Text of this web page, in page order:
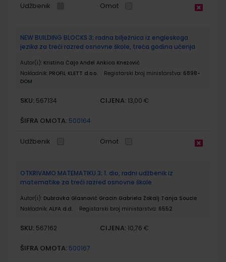
Udžbenik Omot
NEW BUILDING BLOCKS 3; radna bilježnica iz engleskoga
jezika za treći razred osnovne škole, treća godina učenja
Autor(i): Kristina Čajo Anđel Ankica Knezović
Nakladnik: PROFIL KLETT d.o.o. Registarski broj ministarstva: 6898-
DOM
SKU: 567134 CIJENA: 13,00 €
ŠIFRA OMOTA: 500164
Udžbenik Omot
OTKRIVAMO MATEMATIKU 3; 1. dio, radni udžbenik iz
matematike za treći razred osnovne škole
Autor(i): Dubravka Glasnović Gracin Gabriela Žokalj Tanja Soucie
Nakladnik: ALFA d.d. Registarski broj ministarstva: 6552
SKU: 567162 CIJENA: 10,76 €
ŠIFRA OMOTA: 500167